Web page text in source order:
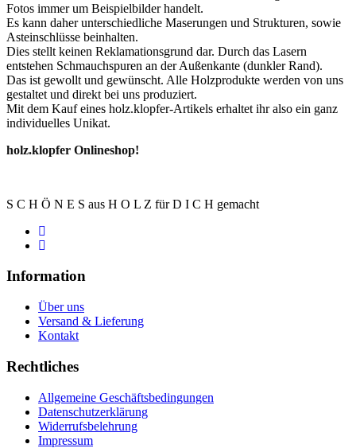
Fotos immer um Beispielbilder handelt.
Es kann daher unterschiedliche Maserungen und Strukturen, sowie
Asteinschlüsse beinhalten.
Dies stellt keinen Reklamationsgrund dar. Durch das Lasern
entstehen Schmauchspuren an der Außenkante (dunkler Rand).
Das ist gewollt und gewünscht. Alle Holzprodukte werden von uns
gestaltet und direkt bei uns produziert.
Mit dem Kauf eines holz.klopfer-Artikels erhaltet ihr also ein ganz
individuelles Unikat.
holz.klopfer Onlineshop!
S C H Ö N E S aus H O L Z für D I C H gemacht
Information
Über uns
Versand & Lieferung
Kontakt
Rechtliches
Allgemeine Geschäftsbedingungen
Datenschutzerklärung
Widerrufsbelehrung
Impressum